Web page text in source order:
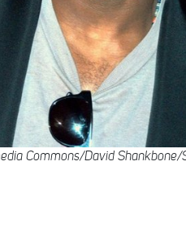
Commons/David Shankbone/